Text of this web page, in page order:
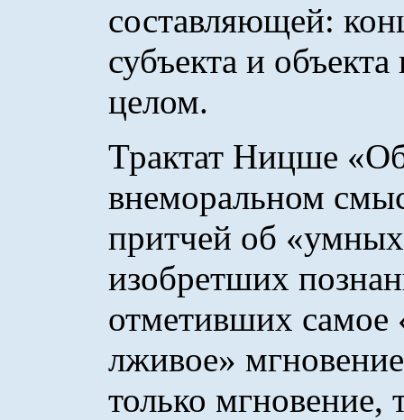
составляющей:
субъекта и
целом.
Трактат Ницше
внеморальном
притчей об
изобретших
отметивших самое
лживое»
только мгновение,